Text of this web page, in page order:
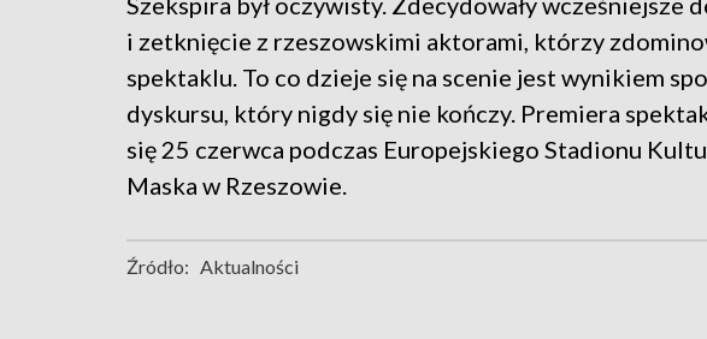
i zetknięcie z rzeszowskimi aktorami, którzy
spektaklu. To co dzieje się na scenie jest wynikiem
dyskursu, który nigdy się nie kończy. Premiera
się 25 czerwca podczas Europejskiego Stadionu
Maska w Rzeszowie.
Źródło: Aktualności